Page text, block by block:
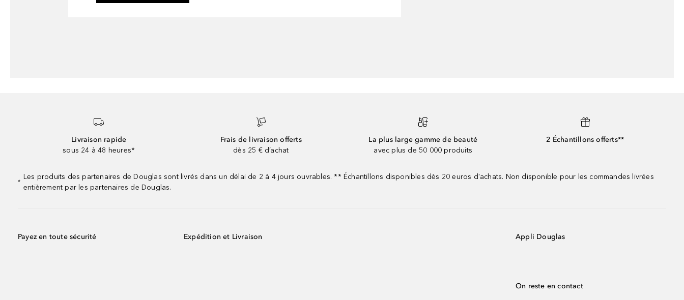
Livraison rapide
sous 24 à 48 heures*
Frais de livraison offerts
dès 25 € d’achat
La plus large gamme de beauté
avec plus de 50 000 produits
2 Échantillons offerts**
*
Les produits des partenaires de Douglas sont livrés dans un délai de 2 à 4 jours ouvrables. ** Échantillons disponibles dès 20 euros d'achats. Non disponible pour les commandes livrées
entièrement par les partenaires de Douglas.
Payez en toute sécurité Expédition et Livraison Appli Douglas
On reste en contact